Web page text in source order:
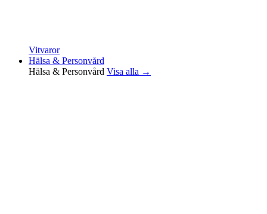
Vitvaror
Hälsa & Personvård
Hälsa & Personvård Visa alla →